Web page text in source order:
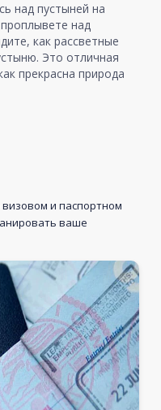
над пустыней на
над
как рассветные
Это отличная
прекрасна природа
и паспортном
ваше